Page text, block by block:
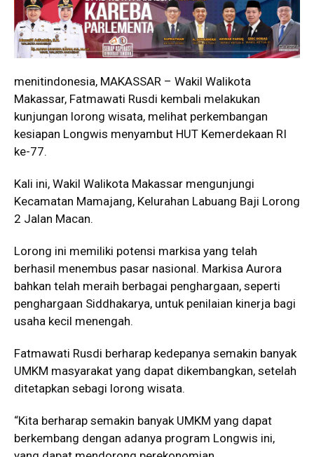
menitindonesia, MAKASSAR – Wakil Walikota
Makassar, Fatmawati Rusdi kembali melakukan
kunjungan lorong wisata, melihat perkembangan
kesiapan Longwis menyambut HUT Kemerdekaan RI
ke-77.
Kali ini, Wakil Walikota Makassar mengunjungi
Kecamatan Mamajang, Kelurahan Labuang Baji Lorong
2 Jalan Macan.
Lorong ini memiliki potensi markisa yang telah
berhasil menembus pasar nasional. Markisa Aurora
bahkan telah meraih berbagai penghargaan, seperti
penghargaan Siddhakarya, untuk penilaian kinerja bagi
usaha kecil menengah.
Fatmawati Rusdi berharap kedepanya semakin banyak
UMKM masyarakat yang dapat dikembangkan, setelah
ditetapkan sebagi lorong wisata.
“Kita berharap semakin banyak UMKM yang dapat
berkembang dengan adanya program Longwis ini,